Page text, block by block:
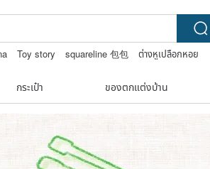
Toy story squareline 包包
ต่างหูเปลือกหอย
กระเป๋า ของตกแต่งบ้าน